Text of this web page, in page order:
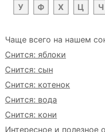
У Ф Х Ц Ч
Чаще всего на нашем
Снится: яблоки
Снится: сын
Снится: котенок
Снится: вода
Снится: кони
Интересное и полезное